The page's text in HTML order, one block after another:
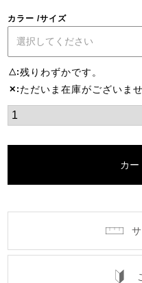
カラー サイズ
△ 残りわずかです。
✕ ただいま在庫がございませ
カー